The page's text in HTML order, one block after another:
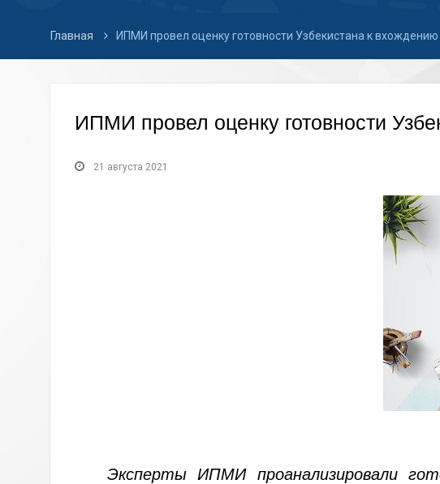
Главная ИПМИ провел оценку готовности Узбекистана к
ИПМИ провел оценку готовности
21 августа 2021
Эксперты ИПМИ проанализировали